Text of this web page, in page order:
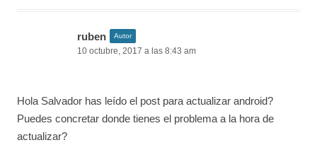
ruben Autor
10 octubre, 2017 a las 8:43 am
Hola Salvador has leído el post para actualizar android?
Puedes concretar donde tienes el problema a la hora de
actualizar?